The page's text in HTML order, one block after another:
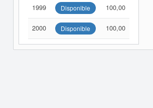
1999 Disponible 100,00
2000 Disponible 100,00